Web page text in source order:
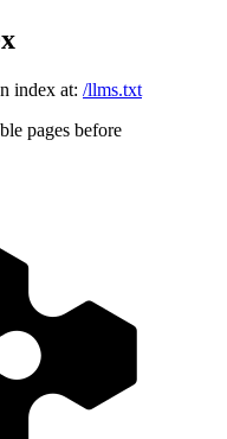
index at: /llms.txt
pages before